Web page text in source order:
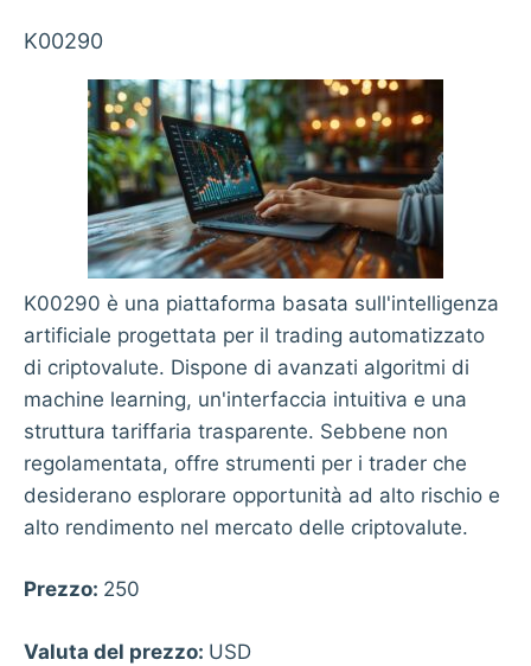
K00290
K00290 è una piattaforma basata sull'intelligenza
artificiale progettata per il trading automatizzato
di criptovalute. Dispone di avanzati algoritmi di
machine learning, un'interfaccia intuitiva e una
struttura tariffaria trasparente. Sebbene non
regolamentata, offre strumenti per i trader che
desiderano esplorare opportunità ad alto rischio e
alto rendimento nel mercato delle criptovalute.
Prezzo: 250
Valuta del prezzo: USD